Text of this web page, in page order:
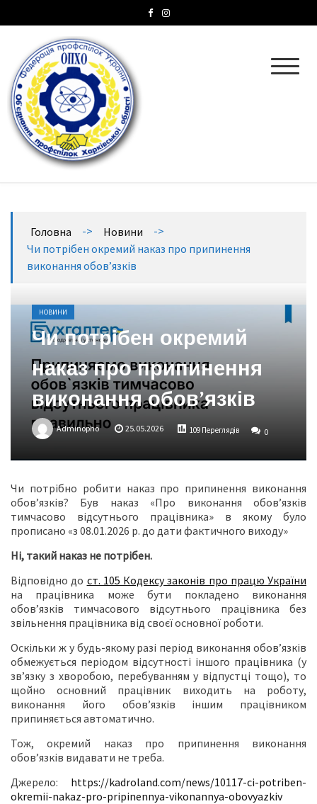
Головна -> Новини
->
Чи потрібен окремий наказ про припинення
виконання обов’язків
НОВИНИ
Чи потрібен окремий
наказ про припинення
виконання обов’язків
Adminopho 25.05.2026 109 Переглядів 0
Чи потрібно робити наказ про припинення виконання
обов’язків? Був наказ «Про виконання обов’язків
тимчасово відсутнього працівника» в якому було
прописано «з 08.01.2026 р. до дати фактичного виходу»
Ні, такий наказ не потрібен.
Відповідно до ст. 105 Кодексу законів про працю України
на працівника може бути покладено виконання
обов’язків тимчасового відсутнього працівника без
звільнення працівника від своєї основної роботи.
Оскільки ж у будь-якому разі період виконання обов’язків
обмежується періодом відсутності іншого працівника (у
зв’язку з хворобою, перебуванням у відпустці тощо), то
щойно основний працівник виходить на роботу,
виконання його обов’язків іншим працівником
припиняється автоматично.
Тож, окремий наказ про припинення виконання
обов’язків видавати не треба.
Джерело: https://kadroland.com/news/10117-ci-potriben-
okremii-nakaz-pro-pripinennya-vikonannya-obovyazkiv